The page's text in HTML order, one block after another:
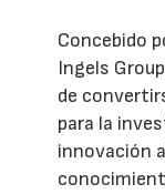
Concebido
Ingels
de
para la
innovación